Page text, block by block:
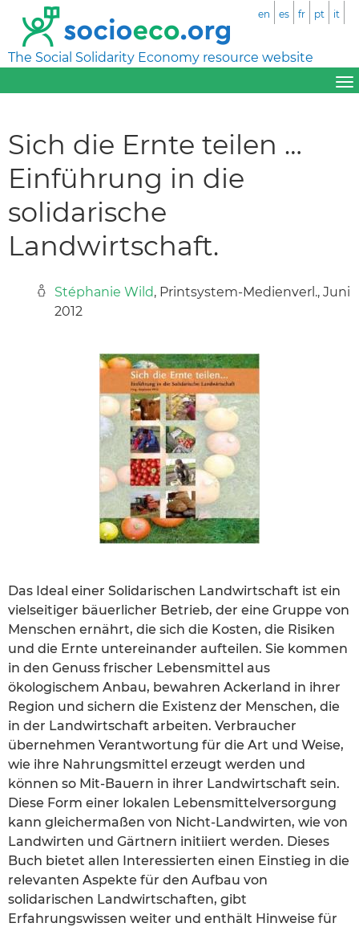
The Social Solidarity Economy resource website
en es fr pt it
Sich die Ernte teilen …
Einführung in die
solidarische
Landwirtschaft.
Stéphanie Wild, Printsystem-Medienverl., Juni
2012
Das Ideal einer Solidarischen Landwirtschaft ist ein
vielseitiger bäuerlicher Betrieb, der eine Gruppe von
Menschen ernährt, die sich die Kosten, die Risiken
und die Ernte untereinander aufteilen. Sie kommen
in den Genuss frischer Lebensmittel aus
ökologischem Anbau, bewahren Ackerland in ihrer
Region und sichern die Existenz der Menschen, die
in der Landwirtschaft arbeiten. Verbraucher
übernehmen Verantwortung für die Art und Weise,
wie ihre Nahrungsmittel erzeugt werden und
können so Mit-Bauern in ihrer Landwirtschaft sein.
Diese Form einer lokalen Lebensmittelversorgung
kann gleichermaßen von Nicht-Landwirten, wie von
Landwirten und Gärtnern initiiert werden. Dieses
Buch bietet allen Interessierten einen Einstieg in die
relevanten Aspekte für den Aufbau von
solidarischen Landwirtschaften, gibt
Erfahrungswissen weiter und enthält Hinweise für